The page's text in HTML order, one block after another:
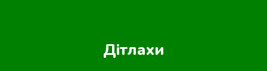
Дітлахи